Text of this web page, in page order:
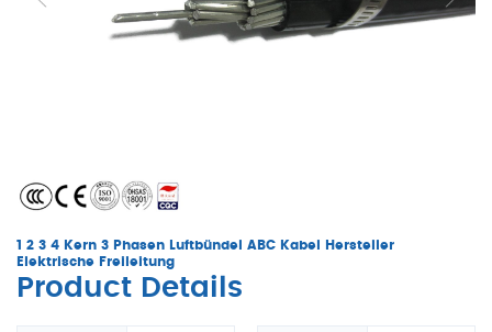
1 2 3 4 Kern 3 Phasen Luftbündel ABC Kabel Hersteller
Elektrische Freileitung
Product Details